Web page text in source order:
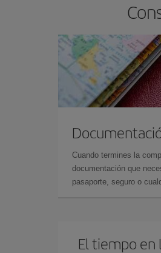
Cuando termines la
documentación que
pasaporte, seguro o
El tiempo en